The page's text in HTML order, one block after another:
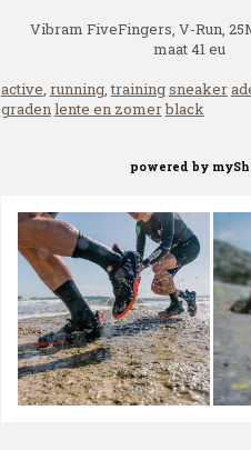
Vibram FiveFingers, V-Run,
maat 41 eu
active, running,trainingsneaker
gradenlente en zomerblack
powered by